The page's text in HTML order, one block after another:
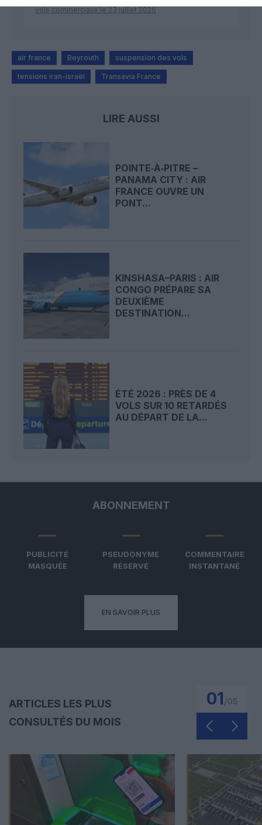
vols commerciaux le 23 juillet 2026
air france Beyrouth suspension des vols
tensions iran-israël Transavia France
LIRE AUSSI
POINTE‑À‑PITRE –
PANAMA CITY : AIR
FRANCE OUVRE UN
PONT...
KINSHASA–PARIS : AIR
CONGO PRÉPARE SA
DEUXIÈME
DESTINATION...
ÉTÉ 2026 : PRÈS DE 4
VOLS SUR 10 RETARDÉS
AU DÉPART DE LA...
ABONNEMENT
PUBLICITÉ
MASQUÉE
PSEUDONYME
RÉSERVÉ
COMMENTAIRE
INSTANTANÉ
EN SAVOIR PLUS
ARTICLES LES PLUS
CONSULTÉS DU MOIS
01